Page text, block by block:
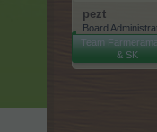
pezt
Board
Team
& SK